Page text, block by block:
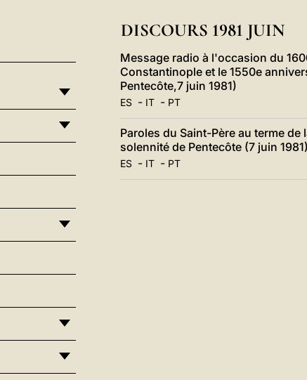
DISCOURS 1981 JUIN
Message radio à l'occasion du
Constantinople et le 1550e
Pentecôte,7 juin 1981)
ES- IT- PT
Paroles du Saint-Père au terme
solennité de Pentecôte (7 juin 1981)
ES- IT- PT